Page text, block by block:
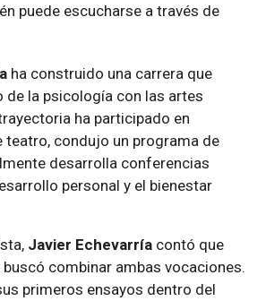
puede escucharse a través de
ha construido una carrera que
de la psicología con las artes
ha participado en
teatro, condujo un programa de
desarrolla conferencias
personal y el bienestar
Javier Echevarría contó que
combinar ambas vocaciones.
primeros ensayos dentro del